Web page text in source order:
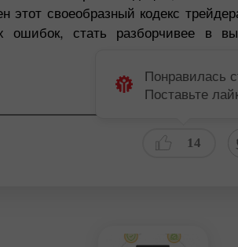
своеобразный кодекс
ошибок, стать разборчивее в
14
Понравилась
Поставьте